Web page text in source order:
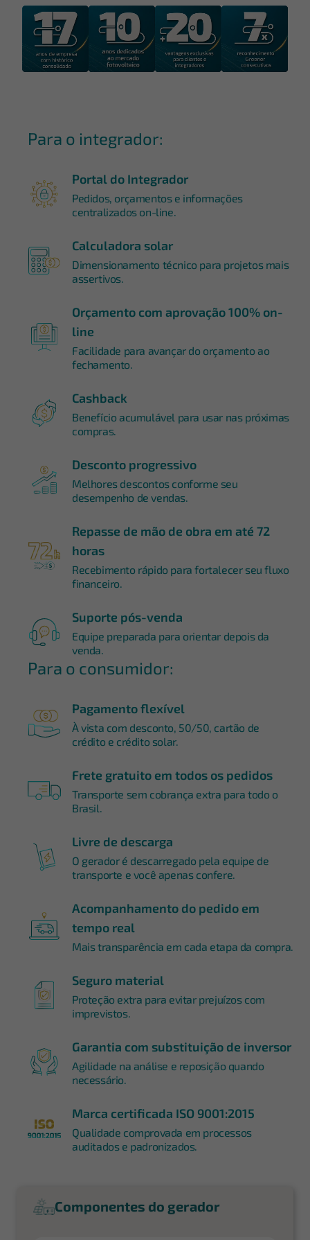
Para o integrador:
Portal do Integrador
Pedidos, orçamentos e informações
centralizados on-line.
Calculadora solar
Dimensionamento técnico para projetos mais
assertivos.
Orçamento com aprovação 100% on-
line
Facilidade para avançar do orçamento ao
fechamento.
Cashback
Benefício acumulável para usar nas próximas
compras.
Desconto progressivo
Melhores descontos conforme seu
desempenho de vendas.
Repasse de mão de obra em até 72
horas
Recebimento rápido para fortalecer seu fluxo
financeiro.
Suporte pós-venda
Equipe preparada para orientar depois da
venda.
Para o consumidor:
Pagamento flexível
À vista com desconto, 50/50, cartão de
crédito e crédito solar.
Frete gratuito em todos os pedidos
Transporte sem cobrança extra para todo o
Brasil.
Livre de descarga
O gerador é descarregado pela equipe de
transporte e você apenas confere.
Acompanhamento do pedido em
tempo real
Mais transparência em cada etapa da compra.
Seguro material
Proteção extra para evitar prejuízos com
imprevistos.
Garantia com substituição de inversor
Agilidade na análise e reposição quando
necessário.
Marca certificada ISO 9001:2015
Qualidade comprovada em processos
auditados e padronizados.
Componentes do gerador